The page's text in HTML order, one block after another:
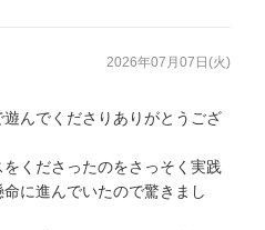
2026年07月07日(火)
んでくださりありがとうござ
くださったのをさっそく実践
に進んでいたので驚きまし